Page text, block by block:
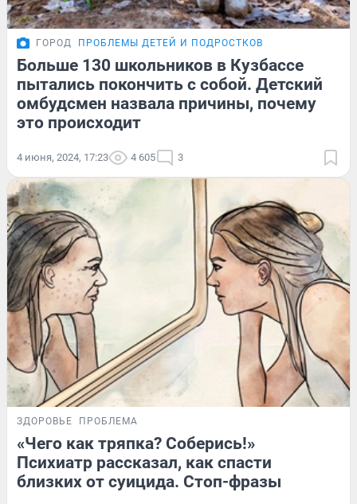
ГОРОД ПРОБЛЕМЫ ДЕТЕЙ И ПОДРОСТКОВ
Больше 130 школьников в Кузбассе
пытались покончить с собой. Детский
омбудсмен назвала причины, почему
это происходит
4 июня, 2024, 17:23 4 605 3
ЗДОРОВЬЕ ПРОБЛЕМА
«Чего как тряпка? Соберись!»
Психиатр рассказал, как спасти
близких от суицида. Стоп-фразы